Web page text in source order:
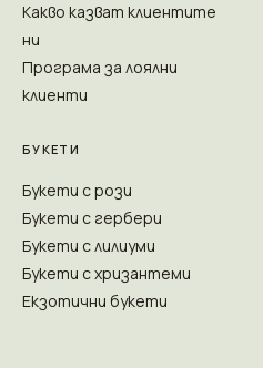
Какво казват клиентите
ни
Програма за лоялни
клиенти
БУКЕТИ
Букети с рози
Букети с гербери
Букети с лилиуми
Букети с хризантеми
Екзотични букети